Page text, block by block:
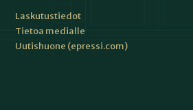
Laskutustiedot
Tietoa medialle
Uutishuone (epressi.com)